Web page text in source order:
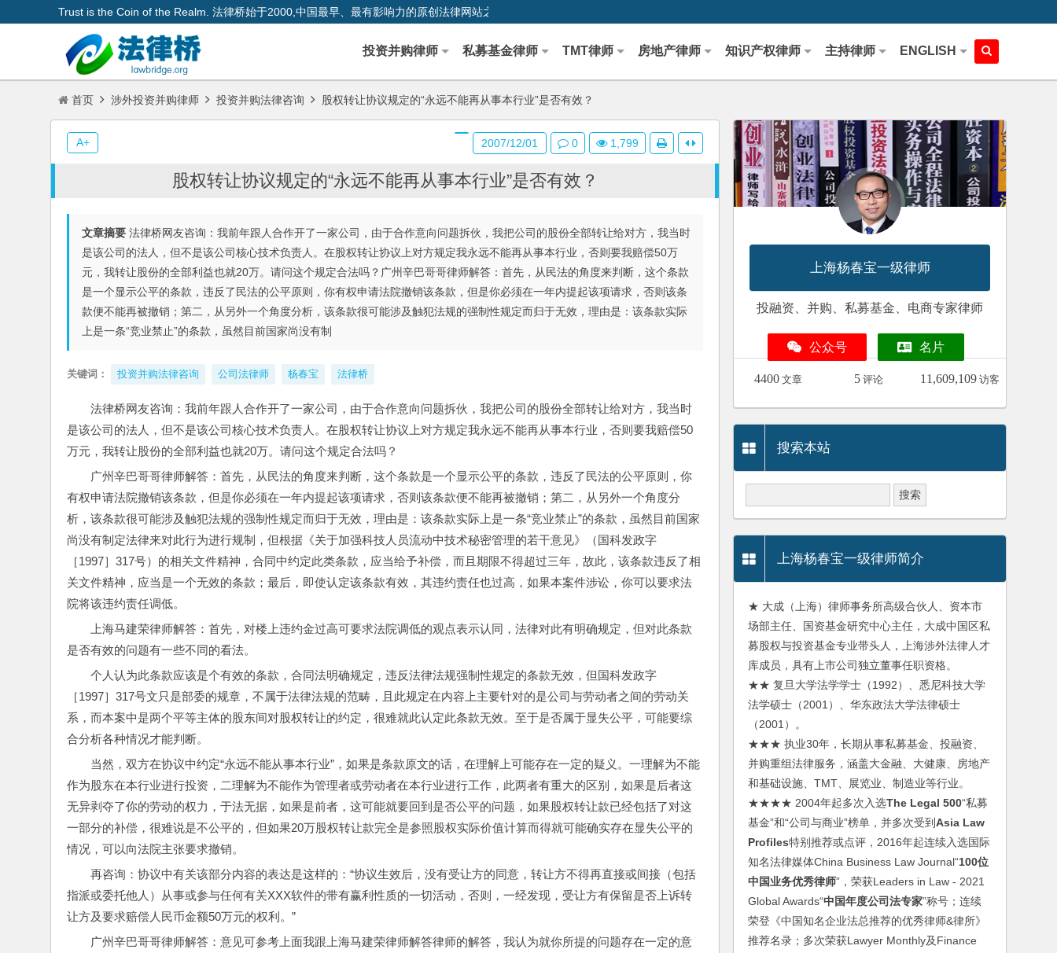
Trust is the Coin of the Realm. 法律桥始于2000,中国最早、最有影响力的原创法律网站之一
投资并购律师 私募基金律师 TMT律师 房地产律师 知识产权律师 主持律师 ENGLISH
首页 涉外投资并购律师 投资并购法律咨询 股权转让协议规定的“永远不能再从事本行业”是否有效？
股权转让协议规定的“永远不能再从事本行业”是否有效？
文章摘要 法律桥网友咨询：我前年跟人合作开了一家公司，由于合作意向问题拆伙，我把公司的股份全部转让给对方，我当时
是该公司的法人，但不是该公司核心技术负责人。在股权转让协议上对方规定我永远不能再从事本行业，否则要我赔偿50万
元，我转让股份的全部利益也就20万。请问这个规定合法吗？广州辛巴哥哥律师解答：首先，从民法的角度来判断，这个条款
是一个显示公平的条款，违反了民法的公平原则，你有权申请法院撤销该条款，但是你必须在一年内提起该项请求，否则该条
款便不能再被撤销；第二，从另外一个角度分析，该条款很可能涉及触犯法规的强制性规定而归于无效，理由是：该条款实际
上是一条“竞业禁止”的条款，虽然目前国家尚没有制
关键词： 投资并购法律咨询 公司法律师 杨春宝 法律桥
法律桥网友咨询：我前年跟人合作开了一家公司，由于合作意向问题拆伙，我把公司的股份全部转让给对方，我当时
是该公司的法人，但不是该公司核心技术负责人。在股权转让协议上对方规定我永远不能再从事本行业，否则要我赔偿50
万元，我转让股份的全部利益也就20万。请问这个规定合法吗？
广州辛巴哥哥律师解答：首先，从民法的角度来判断，这个条款是一个显示公平的条款，违反了民法的公平原则，你
有权申请法院撤销该条款，但是你必须在一年内提起该项请求，否则该条款便不能再被撤销；第二，从另外一个角度分
析，该条款很可能涉及触犯法规的强制性规定而归于无效，理由是：该条款实际上是一条“竞业禁止”的条款，虽然目前国家
尚没有制定法律来对此行为进行规制，但根据《关于加强科技人员流动中技术秘密管理的若干意见》（国科发政字
［1997］317号）的相关文件精神，合同中约定此类条款，应当给予补偿，而且期限不得超过三年，故此，该条款违反了相
关文件精神，应当是一个无效的条款；最后，即使认定该条款有效，其违约责任也过高，如果本案件涉讼，你可以要求法
院将该违约责任调低。
上海马建荣律师解答：首先，对楼上违约金过高可要求法院调低的观点表示认同，法律对此有明确规定，但对此条款
是否有效的问题有一些不同的看法。
个人认为此条款应该是个有效的条款，合同法明确规定，违反法律法规强制性规定的条款无效，但国科发政字
［1997］317号文只是部委的规章，不属于法律法规的范畴，且此规定在内容上主要针对的是公司与劳动者之间的劳动关
系，而本案中是两个平等主体的股东间对股权转让的约定，很难就此认定此条款无效。至于是否属于显失公平，可能要综
合分析各种情况才能判断。
当然，双方在协议中约定“永远不能从事本行业”，如果是条款原文的话，在理解上可能存在一定的疑义。一理解为不能
作为股东在本行业进行投资，二理解为不能作为管理者或劳动者在本行业进行工作，此两者有重大的区别，如果是后者这
无异剥夺了你的劳动的权力，于法无据，如果是前者，这可能就要回到是否公平的问题，如果股权转让款已经包括了对这
一部分的补偿，很难说是不公平的，但如果20万股权转让款完全是参照股权实际价值计算而得就可能确实存在显失公平的
情况，可以向法院主张要求撤销。
再咨询：协议中有关该部分内容的表达是这样的：“协议生效后，没有受让方的同意，转让方不得再直接或间接（包括
指派或委托他人）从事或参与任何有关XXX软件的带有赢利性质的一切活动，否则，一经发现，受让方有保留是否上诉转
让方及要求赔偿人民币金额50万元的权利。”
广州辛巴哥哥律师解答：意见可参考上面我跟上海马建荣律师解答律师的解答，我认为就你所提的问题存在一定的意
2007/12/01 0 1,799
A+
上海杨春宝一级律师
投融资、并购、私募基金、电商专家律师
公众号 名片
4400 文章 5 评论 11,609,109 访客
搜索本站
上海杨春宝一级律师简介
★ 大成（上海）律师事务所高级合伙人、资本市
场部主任、国资基金研究中心主任，大成中国区私
募股权与投资基金专业带头人，上海涉外法律人才
库成员，具有上市公司独立董事任职资格。
★★ 复旦大学法学学士（1992）、悉尼科技大学
法学硕士（2001）、华东政法大学法律硕士
（2001）。
★★★ 执业30年，长期从事私募基金、投融资、
并购重组法律服务，涵盖大金融、大健康、房地产
和基础设施、TMT、展览业、制造业等行业。
★★★★ 2004年起多次入选The Legal 500“私募
基金”和“公司与商业”榜单，并多次受到Asia Law
Profiles特别推荐或点评，2016年起连续入选国际
知名法律媒体China Business Law Journal“100位
中国业务优秀律师”，荣获Leaders in Law - 2021
Global Awards“中国年度公司法专家”称号；连续
荣登《中国知名企业法总推荐的优秀律师&律所》
推荐名录；多次荣获Lawyer Monthly及Finance